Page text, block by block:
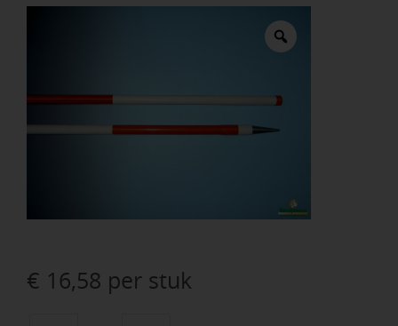
€ 16,58 per stuk